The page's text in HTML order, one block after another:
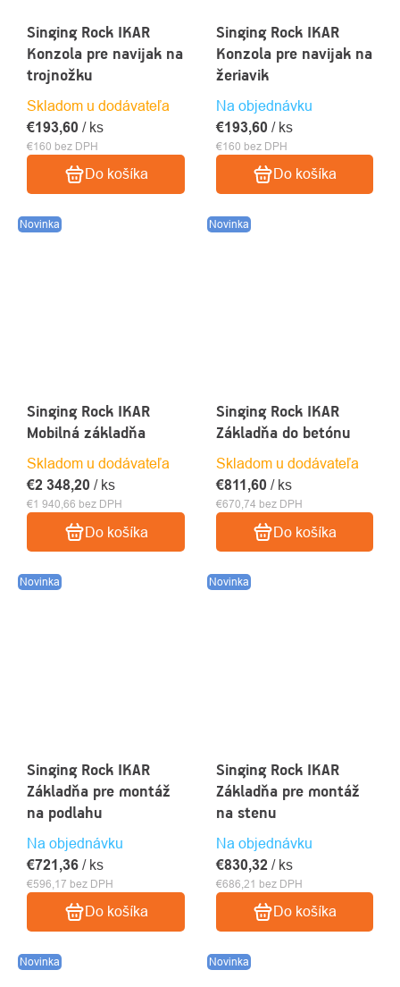
Singing Rock IKAR
Konzola pre navijak na
trojnožku
Skladom u dodávateľa
€160 bez DPH
€193,60 / ks
Do košíka
Singing Rock IKAR
Konzola pre navijak na
žeriavik
Na objednávku
€160 bez DPH
€193,60 / ks
Do košíka
Novinka
Singing Rock IKAR
Mobilná základňa
Skladom u dodávateľa
€1 940,66 bez DPH
€2 348,20 / ks
Do košíka
Novinka
Singing Rock IKAR
Základňa do betónu
Skladom u dodávateľa
€670,74 bez DPH
€811,60 / ks
Do košíka
Novinka
Singing Rock IKAR
Základňa pre montáž
na podlahu
Na objednávku
€596,17 bez DPH
€721,36 / ks
Do košíka
Novinka
Singing Rock IKAR
Základňa pre montáž
na stenu
Na objednávku
€686,21 bez DPH
€830,32 / ks
Do košíka
Novinka Novinka